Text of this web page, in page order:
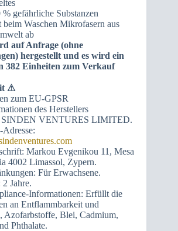
gefährliche Substanzen
Waschen Mikrofasern aus
ab
auf Anfrage (ohne
hergestellt und es wird ein
382 Einheiten zum Verkauf
⚠
zum EU-GPSR
des Herstellers
SINDEN VENTURES LIMITED.
Markou Evgenikou 11, Mesa
4002 Limassol, Zypern.
Für Erwachsene.
Jahre.
Informationen: Erfüllt die
an Entflammbarkeit und
Azofarbstoffe, Blei, Cadmium,
Phthalate.